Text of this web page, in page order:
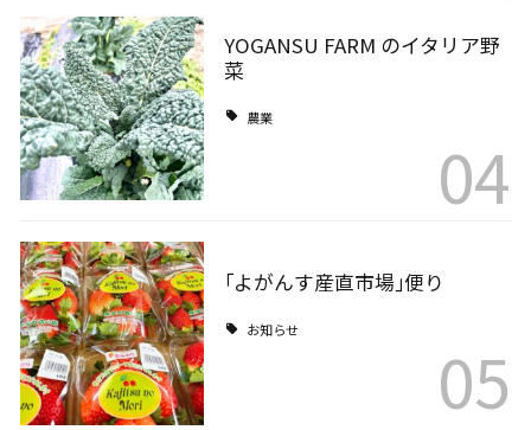
YOGANSU FARM のイタリア野
菜
農業
04
｢よがんす産直市場｣便り
お知らせ
05